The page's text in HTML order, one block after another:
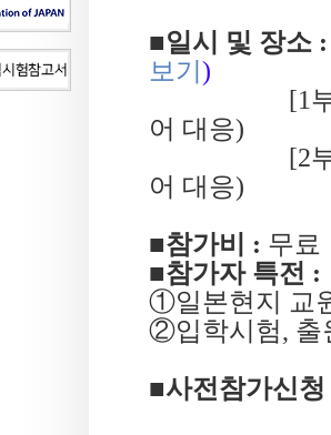
■일시 및 장소
보기 )
[1부] 【오
어 대응)
[2
어 대응)
■참가비 : 무료
■참가자 특전 :
①일본현지 교
②입학시험, 출
■사전참가신